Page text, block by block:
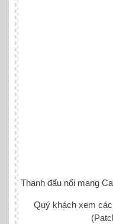
Thanh đấu nối mạng
Quý khách xem